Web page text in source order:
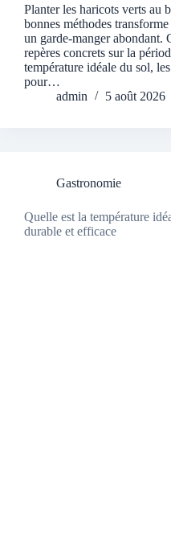
Planter les haricots verts au
bonnes méthodes
un garde-manger abondant.
repères concrets sur la
température idéale du sol,
pour…
admin
5 août 2026
Gastronomie
Quelle est la température
durable et efficace